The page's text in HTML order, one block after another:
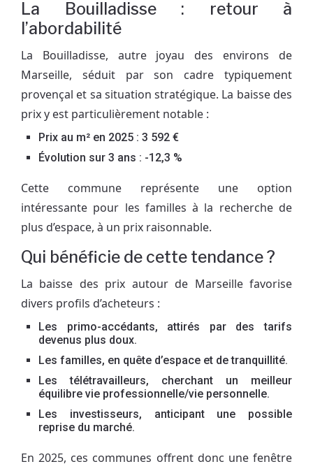
La Bouilladisse : retour à
l’abordabilité
La Bouilladisse, autre joyau des environs de
Marseille, séduit par son cadre typiquement
provençal et sa situation stratégique. La baisse des
prix y est particulièrement notable :
Prix au m² en 2025 : 3 592 €
Évolution sur 3 ans : -12,3 %
Cette commune représente une option
intéressante pour les familles à la recherche de
plus d’espace, à un prix raisonnable.
Qui bénéficie de cette tendance ?
La baisse des prix autour de Marseille favorise
divers profils d’acheteurs :
Les primo-accédants, attirés par des tarifs
devenus plus doux.
Les familles, en quête d’espace et de tranquillité.
Les télétravailleurs, cherchant un meilleur
équilibre vie professionnelle/vie personnelle.
Les investisseurs, anticipant une possible
reprise du marché.
En 2025, ces communes offrent donc une fenêtre